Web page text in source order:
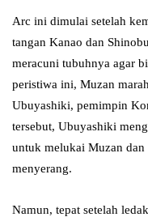
Arc ini dimulai setelah
tangan Kanao dan
meracuni tubuhnya agar
peristiwa ini, Muzan
Ubuyashiki, pemimpin
tersebut, Ubuyashiki
untuk melukai Muzan
menyerang.
Namun, tepat setelah